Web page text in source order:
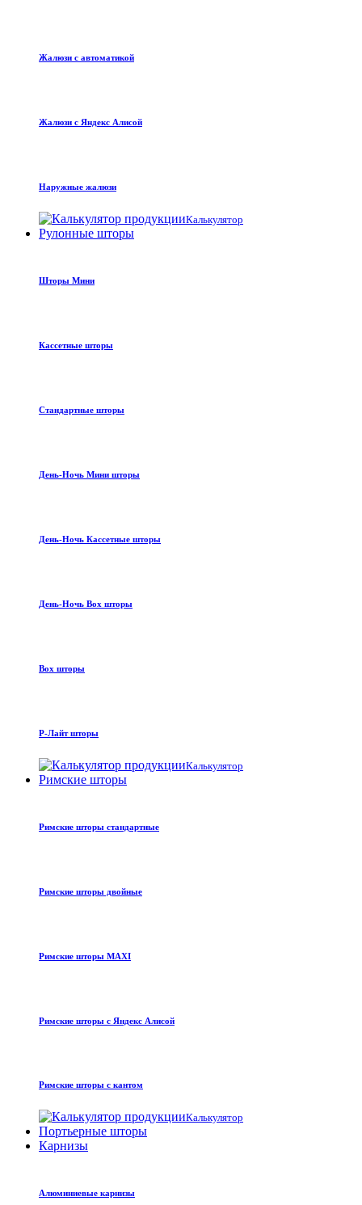
Жалюзи с автоматикой
Жалюзи с Яндекс Алисой
Наружные жалюзи
Калькулятор
Рулонные шторы
Шторы Мини
Кассетные шторы
Стандартные шторы
День-Ночь Мини шторы
День-Ночь Кассетные шторы
День-Ночь Box шторы
Box шторы
Р-Лайт шторы
Калькулятор
Римские шторы
Римские шторы стандартные
Римские шторы двойные
Римские шторы MAXI
Римские шторы с Яндекс Алисой
Римские шторы с кантом
Калькулятор
Портьерные шторы
Карнизы
Алюминиевые карнизы